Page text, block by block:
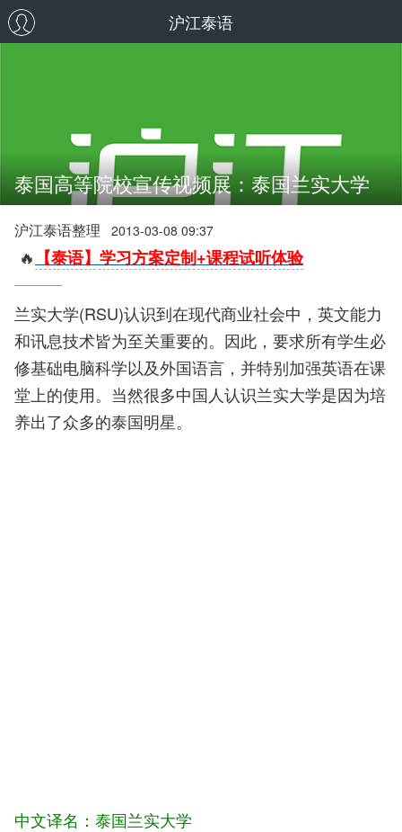
沪江泰语
泰国高等院校宣传视频展：泰国兰实大学
沪江泰语整理 2013-03-08 09:37
🔥 【泰语】学习方案定制+课程试听体验
兰实大学(RSU)认识到在现代商业社会中，英文能力
和讯息技术皆为至关重要的。因此，要求所有学生必
修基础电脑科学以及外国语言，并特别加强英语在课
堂上的使用。当然很多中国人认识兰实大学是因为培
养出了众多的泰国明星。
中文译名：泰国兰实大学